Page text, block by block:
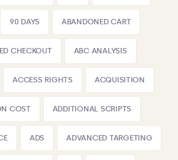
90 DAYS ABANDONED CART
CHECKOUT ABC ANALYSIS
ACCESS RIGHTS ACQUISITION
COST ADDITIONAL SCRIPTS
ADS ADVANCED TARGETING